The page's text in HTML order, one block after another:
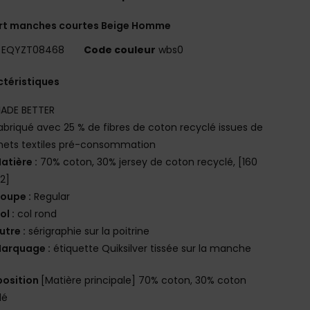
manches courtes Beige Homme
EQYZT08468 Code couleur wbs0
BETTER
avec 25 % de fibres de coton recyclé issues de
textiles pré-consommation
: 70% coton, 30% jersey de coton recyclé, [160
: Regular
: col rond
: sérigraphie sur la poitrine
: étiquette Quiksilver tissée sur la manche
[Matière principale] 70% coton, 30% coton